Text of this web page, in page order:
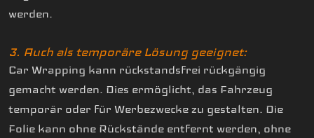
werden.
3. Auch als temporäre Lösung geeignet:
Car Wrapping kann rückstandsfrei rückgängig
gemacht werden. Dies ermöglicht, das Fahrzeug
temporär oder für Werbezwecke zu gestalten. Die
Folie kann ohne Rückstände entfernt werden, ohne